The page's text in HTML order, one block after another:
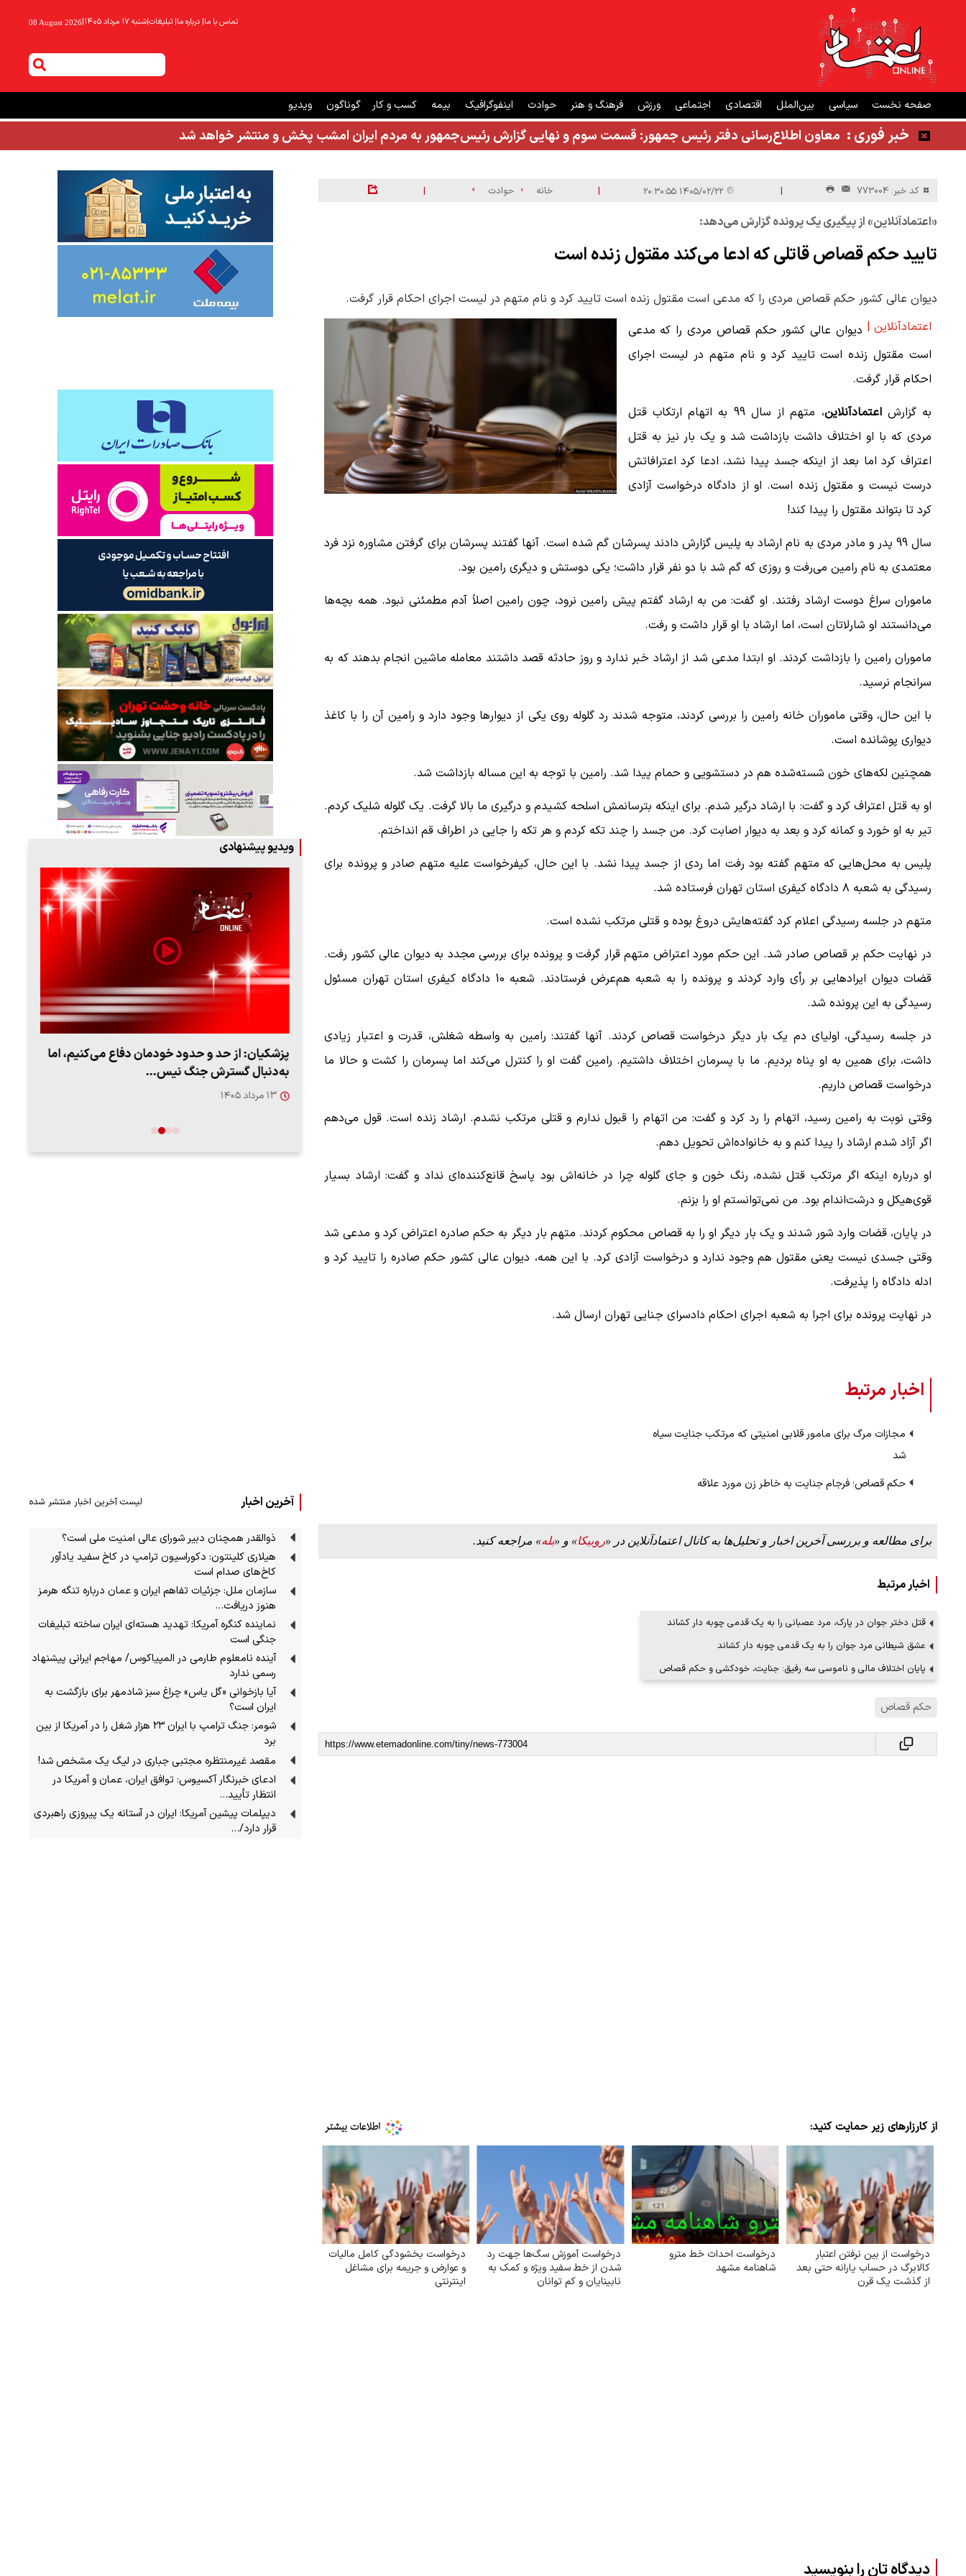
تماس با ما| درباره ما| تبلیغات|شنبه ۱۷ مرداد ۱۴۰۵ |
08 August 2026
صفحه نخست سیاسی بین‌الملل اقتصادی اجتماعی ورزش فرهنگ و هنر حوادث اینفوگرافیک بیمه کسب و کار گوناگون ویدیو
خبر فوری : معاون اطلاع‌رسانی دفتر رئیس جمهور: قسمت سوم و نهایی گزارش رئیس‌جمهور به مردم ایران امشب پخش و منتشر خواهد شد
کد خبر: 773004 | ۱۴۰۵/۰۲/۲۲ ۲۰:۳۰:۵۵ | خانه حوادث |
«اعتمادآنلاین» از پیگیری یک پرونده گزارش می‌دهد:
تایید حکم قصاص قاتلی که ادعا می‌کند مقتول زنده است
دیوان عالی کشور حکم قصاص مردی را که مدعی است مقتول زنده است تایید کرد و نام متهم در لیست اجرای احکام قرار گرفت.
اعتمادآنلاین | دیوان عالی کشور حکم قصاص مردی را که مدعی
است مقتول زنده است تایید کرد و نام متهم در لیست اجرای
احکام قرار گرفت.
به گزارشاعتمادآنلاین
، متهم از سال 99 به اتهام ارتکاب قتل
مردی که با او اختلاف داشت بازداشت شد و یک بار نیز به قتل
اعتراف کرد اما بعد از اینکه جسد پیدا نشد، ادعا کرد اعترافاتش
درست نیست و مقتول زنده است. او از دادگاه درخواست آزادی
کرد تا بتواند مقتول را پیدا کند!
سال 99 پدر و مادر مردی به نام ارشاد به پلیس گزارش دادند پسرشان گم شده است. آنها گفتند پسرشان برای گرفتن مشاوره نزد فرد
معتمدی به نام رامین می‌رفت و روزی که گم شد با دو نفر قرار داشت؛ یکی دوستش و دیگری رامین بود.‌
ماموران سراغ دوست ارشاد رفتند. او گفت: من به ارشاد گفتم پیش رامین نرود، چون رامین اصلاً آدم مطمئنی نبود. همه بچه‌ها
می‌دانستند او شارلاتان است، اما ارشاد با او قرار داشت و رفت.
ماموران رامین را بازداشت کردند. او ابتدا مدعی شد از ارشاد خبر ندارد و روز حادثه قصد داشتند معامله ماشین انجام بدهند که به
سرانجام نرسید.
با این حال، وقتی ماموران خانه رامین را بررسی کردند، متوجه شدند رد گلوله روی یکی از دیوارها وجود دارد و رامین آن را با کاغذ
دیواری پوشانده است.
همچنین لکه‌های خون شسته‌شده هم در دستشویی و حمام پیدا شد. رامین با توجه به این مساله بازداشت شد.
او به قتل اعتراف کرد و گفت: با ارشاد درگیر شدم. برای اینکه بترسانمش اسلحه کشیدم و درگیری ما بالا گرفت. یک گلوله شلیک کردم.
تیر به او خورد و کمانه کرد و بعد به دیوار اصابت کرد. من جسد را چند تکه کردم و هر تکه را جایی در اطراف قم انداختم.
پلیس به محل‌هایی که متهم گفته بود رفت اما ردی از جسد پیدا نشد. با این حال، کیفرخواست علیه متهم صادر و پرونده برای
رسیدگی به شعبه ۸ دادگاه کیفری استان تهران فرستاده شد.
متهم در جلسه رسیدگی اعلام کرد گفته‌هایش دروغ بوده و قتلی مرتکب نشده است.
در نهایت حکم بر قصاص صادر شد. این حکم مورد اعتراض متهم قرار گرفت و پرونده برای بررسی مجدد به دیوان عالی کشور رفت.
قضات دیوان ایرادهایی بر رأی وارد کردند و پرونده را به شعبه هم‌عرض فرستادند. شعبه 10 دادگاه کیفری استان تهران مسئول
رسیدگی به این پرونده شد.
در جلسه رسیدگی، اولیای دم یک بار دیگر درخواست قصاص کردند. آنها گفتند: رامین به واسطه شغلش، قدرت و اعتبار زیادی
داشت، برای همین به او پناه بردیم. ما با پسرمان اختلاف داشتیم. رامین گفت او را کنترل می‌کند اما پسرمان را کشت و حالا ما
درخواست قصاص داریم.
وقتی نوبت به رامین رسید، اتهام را رد کرد و گفت: من اتهام را قبول ندارم و قتلی مرتکب نشدم. ارشاد زنده است. قول می‌دهم
اگر آزاد شدم ارشاد را پیدا کنم و به خانواده‌اش تحویل دهم.
او درباره اینکه اگر مرتکب قتل نشده، رنگ خون و جای گلوله چرا در خانه‌اش بود پاسخ قانع‌کننده‌ای نداد و گفت: ارشاد بسیار
قوی‌هیکل و درشت‌اندام بود. من نمی‌توانستم او را بزنم.
در پایان، قضات وارد شور شدند و یک بار دیگر او را به قصاص محکوم کردند. متهم بار دیگر به حکم صادره اعتراض کرد و مدعی شد
وقتی جسدی نیست یعنی مقتول هم وجود ندارد و درخواست آزادی کرد. با این همه، دیوان عالی کشور حکم صادره را تایید کرد و
ادله دادگاه را پذیرفت.
در نهایت پرونده برای اجرا به شعبه اجرای احکام دادسرای جنایی تهران ارسال شد.
اخبار مرتبط
مجازات مرگ برای مامور قلابی امنیتی که مرتکب جنایت سیاه
شد
حکم قصاص؛ فرجام جنایت به خاطر زن مورد علاقه
برای مطالعه و بررسی آخرین اخبار و تحلیل‌ها به کانال اعتمادآنلاین در «روبیکا» و «بله» مراجعه کنید.
اخبار مرتبط
قتل دختر جوان در پارک، مرد عصبانی را به یک قدمی چوبه دار کشاند
عشق شیطانی مرد جوان را به یک قدمی چوبه دار کشاند
پایان اختلاف مالی و ناموسی سه رفیق: جنایت، خودکشی و حکم قصاص
حکم قصاص
از کارزارهای زیر حمایت کنید:
درخواست از بین نرفتن اعتبار
کالابرگ در حساب یارانه حتی بعد
از گذشت یک قرن
درخواست احداث خط مترو
شاهنامه مشهد
درخواست آموزش سگ‌ها جهت رد
شدن از خط سفید ویژه و کمک به
نابینایان و کم توانان
درخواست بخشودگی کامل مالیات
و عوارض و جریمه برای مشاغل
اینترنتی
دیدگاه تان را بنویسید
ویدیو پیشنهادی
ببینید| لحظه بمباران خیابان فردوسی در جنگ ۴۰
ببینید| ویدئویی جدید از لحظه زلزله ۷.۱ ریشتری
"کوماموتو" ژاپن ۹ روز…
ببینید| روایت رئیس جمهور از لحظه حمله به بیت
رهبری
پزشکیان: از حد و حدود خودمان دفاع می‌کنیم، اما
به‌دنبال گسترش جنگ نیس…
۱۳ مرداد ۱۴۰۵
آخرین اخبار لیست آخرین اخبار منتشر شده
ذوالقدر همچنان دبیر شورای ‌عالی امنیت ملی است؟
هیلاری کلینتون: دکوراسیون ترامپ در کاخ سفید یادآور
کاخ‌های صدام است
سازمان ملل: جزئیات تفاهم ایران و عمان درباره تنگه هرمز
هنوز دریافت…
نماینده کنگره آمریکا: تهدید هسته‌ای ایران ساخته تبلیغات
جنگی است
آینده نامعلوم طارمی در المپیاکوس/ مهاجم ایرانی پیشنهاد
رسمی ندارد
آیا بازخوانی «گل یاس» چراغ سبز شادمهر برای بازگشت به
ایران است؟
شومر: جنگ ترامپ با ایران ۲۳ هزار شغل را در آمریکا از بین
برد
مقصد غیرمنتظره مجتبی جباری در لیگ یک مشخص شد!
ادعای خبرنگار آکسیوس: توافق ایران، عمان و آمریکا در
انتظار تأیید…
دیپلمات پیشین آمریکا: ایران در آستانه یک پیروزی راهبردی
قرار دارد/…